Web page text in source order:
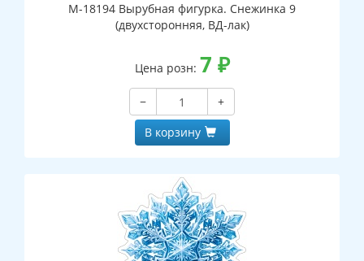
М-18194 Вырубная фигурка. Снежинка 9
(двухсторонняя, ВД-лак)
Цена розн: 7 ₽
−
+
В корзину